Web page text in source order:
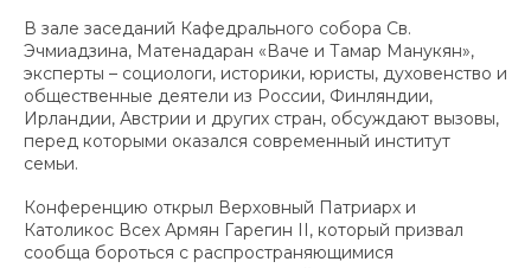
В зале заседаний Кафедрального собора Св.
Эчмиадзина, Матенадаран «Ваче и Тамар Манукян»,
эксперты – социологи, историки, юристы, духовенство и
общественные деятели из России, Финляндии,
Ирландии, Австрии и других стран, обсуждают вызовы,
перед которыми оказался современный институт
семьи.
Конференцию открыл Верховный Патриарх и
Католикос Всех Армян Гарегин II, который призвал
сообща бороться с распространяющимися